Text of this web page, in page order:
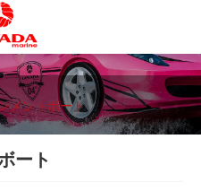
メントボート
ート